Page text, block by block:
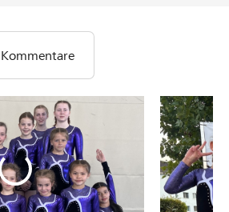
Kommentare